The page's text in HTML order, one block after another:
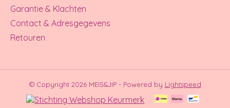
Garantie & Klachten
Contact & Adresgegevens
Retouren
© Copyright 2026 MEIS&JIP - Powered by Lightspeed